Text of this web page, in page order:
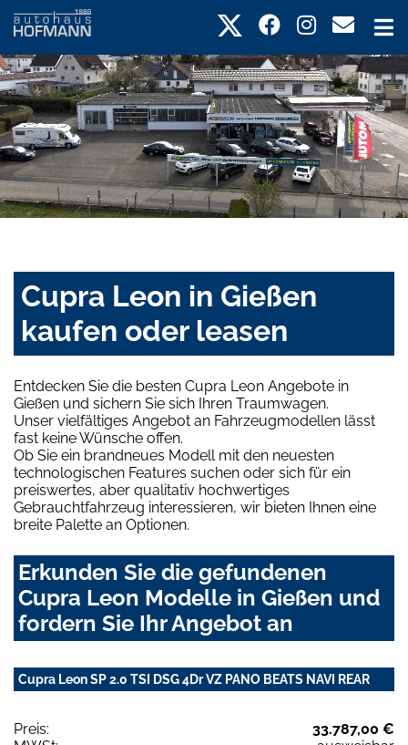
Cupra Leon in Gießen
kaufen oder leasen
Entdecken Sie die besten Cupra Leon Angebote in
Gießen und sichern Sie sich Ihren Traumwagen.
Unser vielfältiges Angebot an Fahrzeugmodellen lässt
fast keine Wünsche offen.
Ob Sie ein brandneues Modell mit den neuesten
technologischen Features suchen oder sich für ein
preiswertes, aber qualitativ hochwertiges
Gebrauchtfahrzeug interessieren, wir bieten Ihnen eine
breite Palette an Optionen.
Erkunden Sie die gefundenen
Cupra Leon Modelle in Gießen und
fordern Sie Ihr Angebot an
Cupra Leon SP 2.0 TSI DSG 4Dr VZ PANO BEATS NAVI REAR
Preis:
33.787,00 €